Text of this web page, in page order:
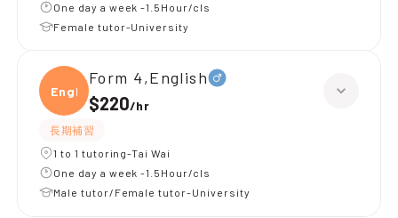
One day a week -1.5Hour/cls
Female tutor-University
Engli
Form 4,English
$220/hr
長期補習
1 to 1 tutoring-Tai Wai
One day a week -1.5Hour/cls
Male tutor/Female tutor-University